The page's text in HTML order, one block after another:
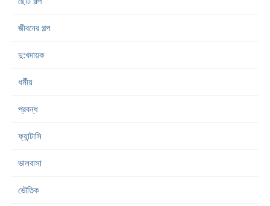
জীবনের গল্প
দু:খদায়ক
ধর্মীয়
প্রবন্ধ
ফ্যান্টাসি
ভালবাসা
ভৌতিক